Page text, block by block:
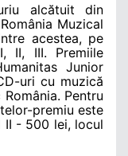
alcătuit din
Muzical
acestea, pe
II, III. Premiile
Junior
uri cu muzică
Pentru
premiu este
II - 500 lei, locul